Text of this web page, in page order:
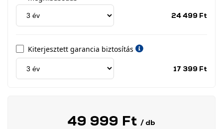
24 499 Ft
Kiterjesztett garancia biztosítás
17 399 Ft
49 999 Ft / db